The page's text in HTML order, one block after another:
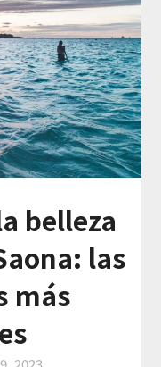
belleza
las
más